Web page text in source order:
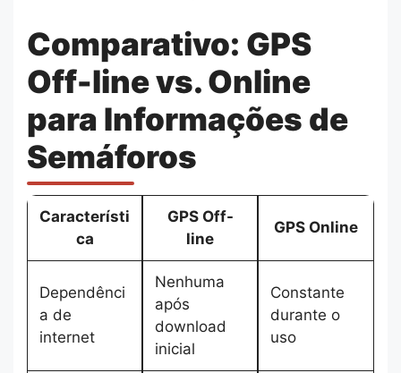
Comparativo: GPS
Off-line vs. Online
para Informações de
Semáforos
Característi
ca
GPS Off-
line
GPS Online
Dependênci
a de
internet
Nenhuma
após
download
inicial
Constante
durante o
uso